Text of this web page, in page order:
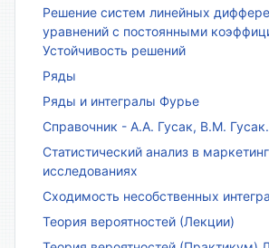
Решение систем линейных
уравнений с постоянными
Устойчивость решений
Ряды
Ряды и интегралы Фурье
Справочник - А.А. Гусак, В.М. Гусак.
Статистический анализ в
исследованиях
Сходимость несобственных
Теория вероятностей (Лекции)